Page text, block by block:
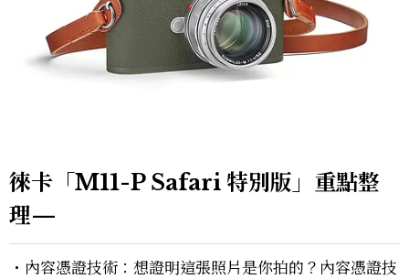
徠卡「M11-P Safari 特別版」重點整
理—
・內容憑證技術：想證明這張照片是你拍的？內容憑證技